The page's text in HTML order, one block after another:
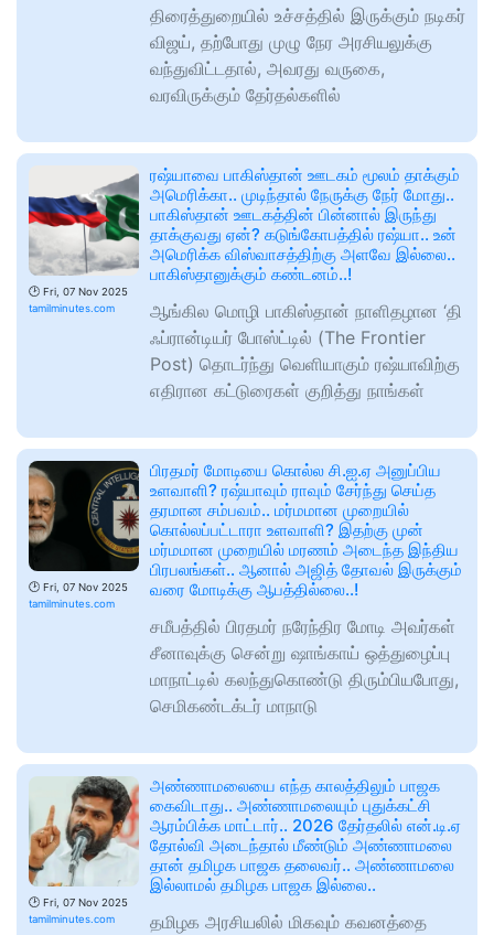
திரைத்துறையில் உச்சத்தில் இருக்கும் நடிகர்
விஜய், தற்போது முழு நேர அரசியலுக்கு
வந்துவிட்டதால், அவரது வருகை,
வரவிருக்கும் தேர்தல்களில்
🕑 Fri, 07 Nov 2025
tamilminutes.com
ரஷ்யாவை பாகிஸ்தான் ஊடகம் மூலம் தாக்கும்
அமெரிக்கா.. முடிந்தால் நேருக்கு நேர் மோது..
பாகிஸ்தான் ஊடகத்தின் பின்னால் இருந்து
தாக்குவது ஏன்? கடுங்கோபத்தில் ரஷ்யா.. உன்
அமெரிக்க விஸ்வாசத்திற்கு அளவே இல்லை..
பாகிஸ்தானுக்கும் கண்டனம்..!
ஆங்கில மொழி பாகிஸ்தான் நாளிதழான ‘தி
ஃப்ரான்டியர் போஸ்ட்டில் (The Frontier
Post) தொடர்ந்து வெளியாகும் ரஷ்யாவிற்கு
எதிரான கட்டுரைகள் குறித்து நாங்கள்
🕑 Fri, 07 Nov 2025
tamilminutes.com
பிரதமர் மோடியை கொல்ல சி.ஐ.ஏ அனுப்பிய
உளவாளி? ரஷ்யாவும் ராவும் சேர்ந்து செய்த
தரமான சம்பவம்.. மர்மமான முறையில்
கொல்லப்பட்டாரா உளவாளி? இதற்கு முன்
மர்மமான முறையில் மரணம் அடைந்த இந்திய
பிரபலங்கள்.. ஆனால் அஜித் தோவல் இருக்கும்
வரை மோடிக்கு ஆபத்தில்லை..!
சமீபத்தில் பிரதமர் நரேந்திர மோடி அவர்கள்
சீனாவுக்கு சென்று ஷாங்காய் ஒத்துழைப்பு
மாநாட்டில் கலந்துகொண்டு திரும்பியபோது, ​​
செமிகண்டக்டர் மாநாடு
🕑 Fri, 07 Nov 2025
tamilminutes.com
அண்ணாமலையை எந்த காலத்திலும் பாஜக
கைவிடாது.. அண்ணாமலையும் புதுக்கட்சி
ஆரம்பிக்க மாட்டார்.. 2026 தேர்தலில் என்.டி.ஏ
தோல்வி அடைந்தால் மீண்டும் அண்ணாமலை
தான் தமிழக பாஜக தலைவர்.. அண்ணாமலை
இல்லாமல் தமிழக பாஜக இல்லை..
தமிழக அரசியலில் மிகவும் கவனத்தை